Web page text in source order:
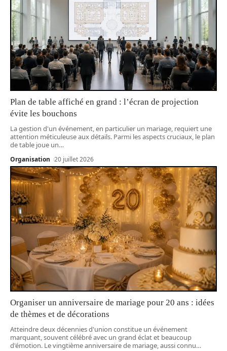
Plan de table affiché en grand : l’écran de projection
évite les bouchons
La gestion d'un événement, en particulier un mariage, requiert une
attention méticuleuse aux détails. Parmi les aspects cruciaux, le plan
de table joue un…
Organisation 20 juillet 2026
Organiser un anniversaire de mariage pour 20 ans : idées
de thèmes et de décorations
Atteindre deux décennies d'union constitue un événement
marquant, souvent célébré avec un grand éclat et beaucoup
d'émotion. Le vingtième anniversaire de mariage, aussi connu…